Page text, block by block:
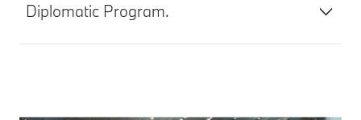
Diplomatic Program.